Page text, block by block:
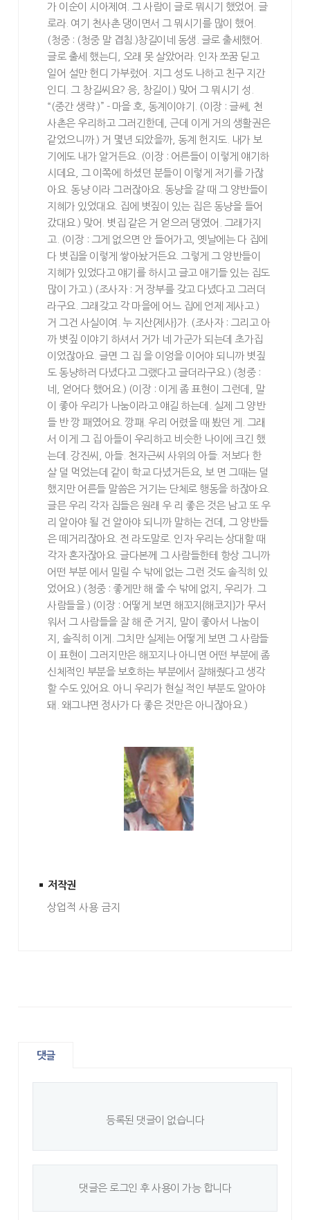
가 이순이 시아제여. 그 사람이 글로 뭐시기 했었어. 글
로라. 여기 천사촌 댕이면서 그 뭐시기를 많이 했어.
(청중 : (청중 말 겹침.)창길이네 동생. 글로 출세했어.
글로 출세 했는디, 오래 못 살았어라. 인자 쪼꿈 딛고
일어 설만 헌디 가부렀어. 지그 성도 나하고 친구 지간
인디. 그 창길씨요? 응, 창길이.) 맞어 그 뭐시기 성.
“(중간 생략.)” - 마을 호, 동계이야기. (이장 : 글쎄, 천
사촌은 우리하고 그러긴한데, 근데 이게 거의 생활권은
같었으니까.) 거 몇년 되았을까, 동계 헌지도. 내가 보
기에도 내가 알거든요. (이장 : 어른들이 이렇게 얘기하
시데요, 그 이쪽에 하셨던 분들이 이렇게 저기를 가잖
아요. 동냥 이라 그러잖아요. 동냥을 갈 때 그 양반들이
지혜가 있었대요. 집에 볏짚이 있는 집은 동냥을 들어
갔대요.) 맞어. 볏집 같은 거 얻으러 댕였어. 그래가지
고. (이장 : 그게 없으면 안 들어가고, 옛날에는 다 집에
다 볏집을 이렇게 쌓아놨거든요. 그렇게 그 양반들이
지혜가 있었다고 얘기를 하시고 글고 애기들 있는 집도
많이 가고.) (조사자 : 거 장부를 갖고 다녔다고 그러더
라구요. 그래갖고 각 마을에 어느 집에 언제 제사고.)
거 그건 사실이여. 누 지산{제사}가. (조사자 : 그리고 아
까 볏짚 이야기 하셔서 거가 네 가군가 되는데 초가집
이었잖아요. 글면 그 집 을 이엉을 이어야 되니까 볏짚
도 동냥하러 다녔다고 그랬다고 글더라구요.) (청중 :
네, 얻어다 했어요.) (이장 : 이게 좀 표현이 그런데, 말
이 좋아 우리가 나눔이라고 얘길 하는데. 실제 그 양반
들 반 깡 패였어요. 깡패. 우리 어렸을 때 봤던 게. 그래
서 이게 그 집 아들이 우리하고 비슷한 나이에 크긴 했
는데. 강진씨, 아들. 천자근씨 사위의 아들. 저보다 한
살 덜 먹었는데 같이 학교 다녔거든요, 보 면 그때는 덜
했지만 어른들 말씀은 거기는 단체로 행동을 하잖아요.
글믄 우리 각자 집들은 원래 우 리 좋은 것은 남고 또 우
리 알아야 될 건 알아야 되니까 말하는 건데, 그 양반들
은 떼거리잖아요. 전 라도말로. 인자 우리는 상대할 때
각자 혼자잖아요. 글다본께 그 사람들한테 항상 그니까
어떤 부분 에서 밀릴 수 밖에 없는 그런 것도 솔직히 있
었어요.) (청중 : 좋게만 해 줄 수 밖에 없지, 우리가. 그
사람들을.) (이장 : 어떻게 보면 해꼬지{해코지}가 무서
워서 그 사람들을 잘 해 준 거지, 말이 좋아서 나눔이
지, 솔직히 이게. 그치만 실제는 어떻게 보면 그 사람들
이 표현이 그러지만은 해꼬지나 아니면 어떤 부분에 좀
신체적인 부분을 보호하는 부분에서 잘해줬다고 생각
할 수도 있어요. 아니 우리가 현실 적인 부분도 알아야
돼. 왜그냐면 정사가 다 좋은 것만은 아니잖아요.)
저작권
상업적 사용 금지
댓글
등록된 댓글이 없습니다
댓글은 로그인 후 사용이 가능 합니다